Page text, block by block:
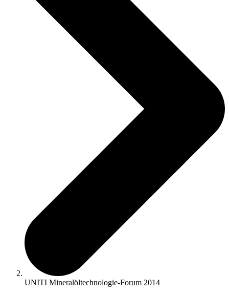
UNITI Mineralöltechnologie-Forum 2014